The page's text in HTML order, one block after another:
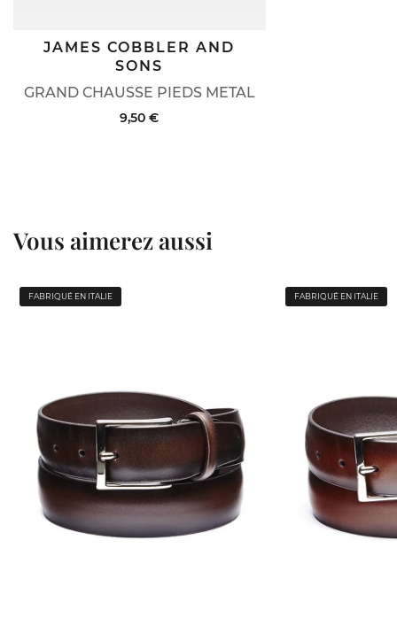
GRAND CHAUSSE PIEDS METAL
JAMES COBBLER AND
SONS
9,50 €
Vous aimerez aussi
FABRIQUÉ EN ITALIE FABRIQUÉ EN ITALIE